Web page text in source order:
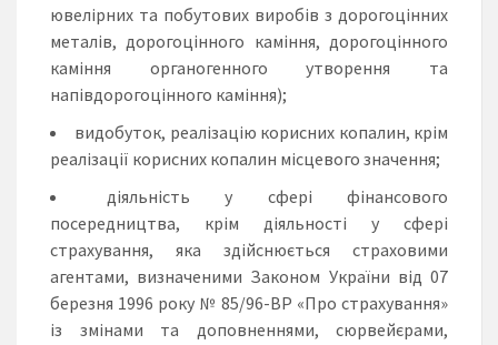
ювелірних та побутових виробів з дорогоцінних
металів, дорогоцінного каміння, дорогоцінного
каміння органогенного утворення та
напівдорогоцінного каміння);
видобуток, реалізацію корисних копалин, крім
реалізації корисних копалин місцевого значення;
діяльність у сфері фінансового
посередництва, крім діяльності у сфері
страхування, яка здійснюється страховими
агентами, визначеними Законом України від 07
березня 1996 року № 85/96-ВР «Про страхування»
із змінами та доповненнями, сюрвейєрами,